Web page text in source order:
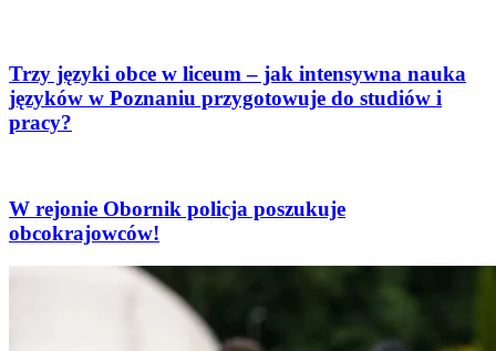
Trzy języki obce w liceum – jak intensywna nauka
języków w Poznaniu przygotowuje do studiów i
pracy?
W rejonie Obornik policja poszukuje
obcokrajowców!